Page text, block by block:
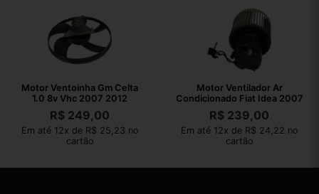
Motor Ventoinha Gm Celta
1.0 8v Vhc 2007 2012
R$ 249,00
Em até 12x de R$ 25,23 no
cartão
Motor Ventilador Ar
Condicionado Fiat Idea 2007
R$ 239,00
Em até 12x de R$ 24,22 no
cartão